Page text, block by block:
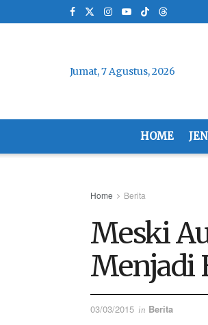
Jumat, 7 Agustus, 2026
HOME
Home Berita
Meski
Menjadi
03/03/2015 in Berita